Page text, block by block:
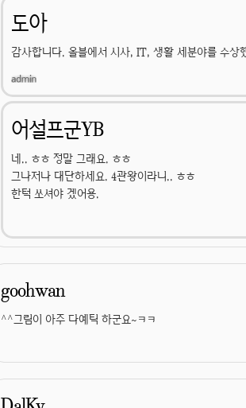
도아
감사합니다. 올블에서 시사, IT, 생활 세분야를 수상
어설프군YB
네.. ㅎㅎ 정말 그래요. ㅎㅎ
그나저나 대단하세요. 4관왕이라니.. ㅎㅎ
한턱 쏘셔야 겠어용.
goohwan
^^그림이 아주 다예틱 하군요~ㅋㅋ